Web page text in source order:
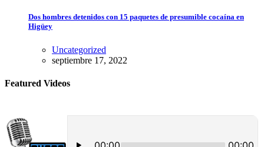
Dos hombres detenidos con 15 paquetes de presumible cocaína en
Higüey
Uncategorized
septiembre 17, 2022
Featured Videos